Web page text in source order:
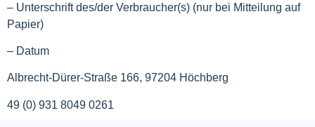
– Unterschrift des/der Verbraucher(s) (nur bei Mitteilung auf
Papier)
– Datum
Albrecht-Dürer-Straße 166, 97204 Höchberg
49 (0) 931 8049 0261